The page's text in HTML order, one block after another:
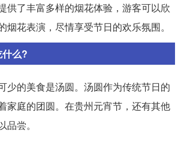
供了丰富多样的烟花体验，游客可以欣
烟花表演，尽情享受节日的欢乐氛围。
么?
少的美食是汤圆。汤圆作为传统节日的
家庭的团圆。在贵州元宵节，还有其他
尝。